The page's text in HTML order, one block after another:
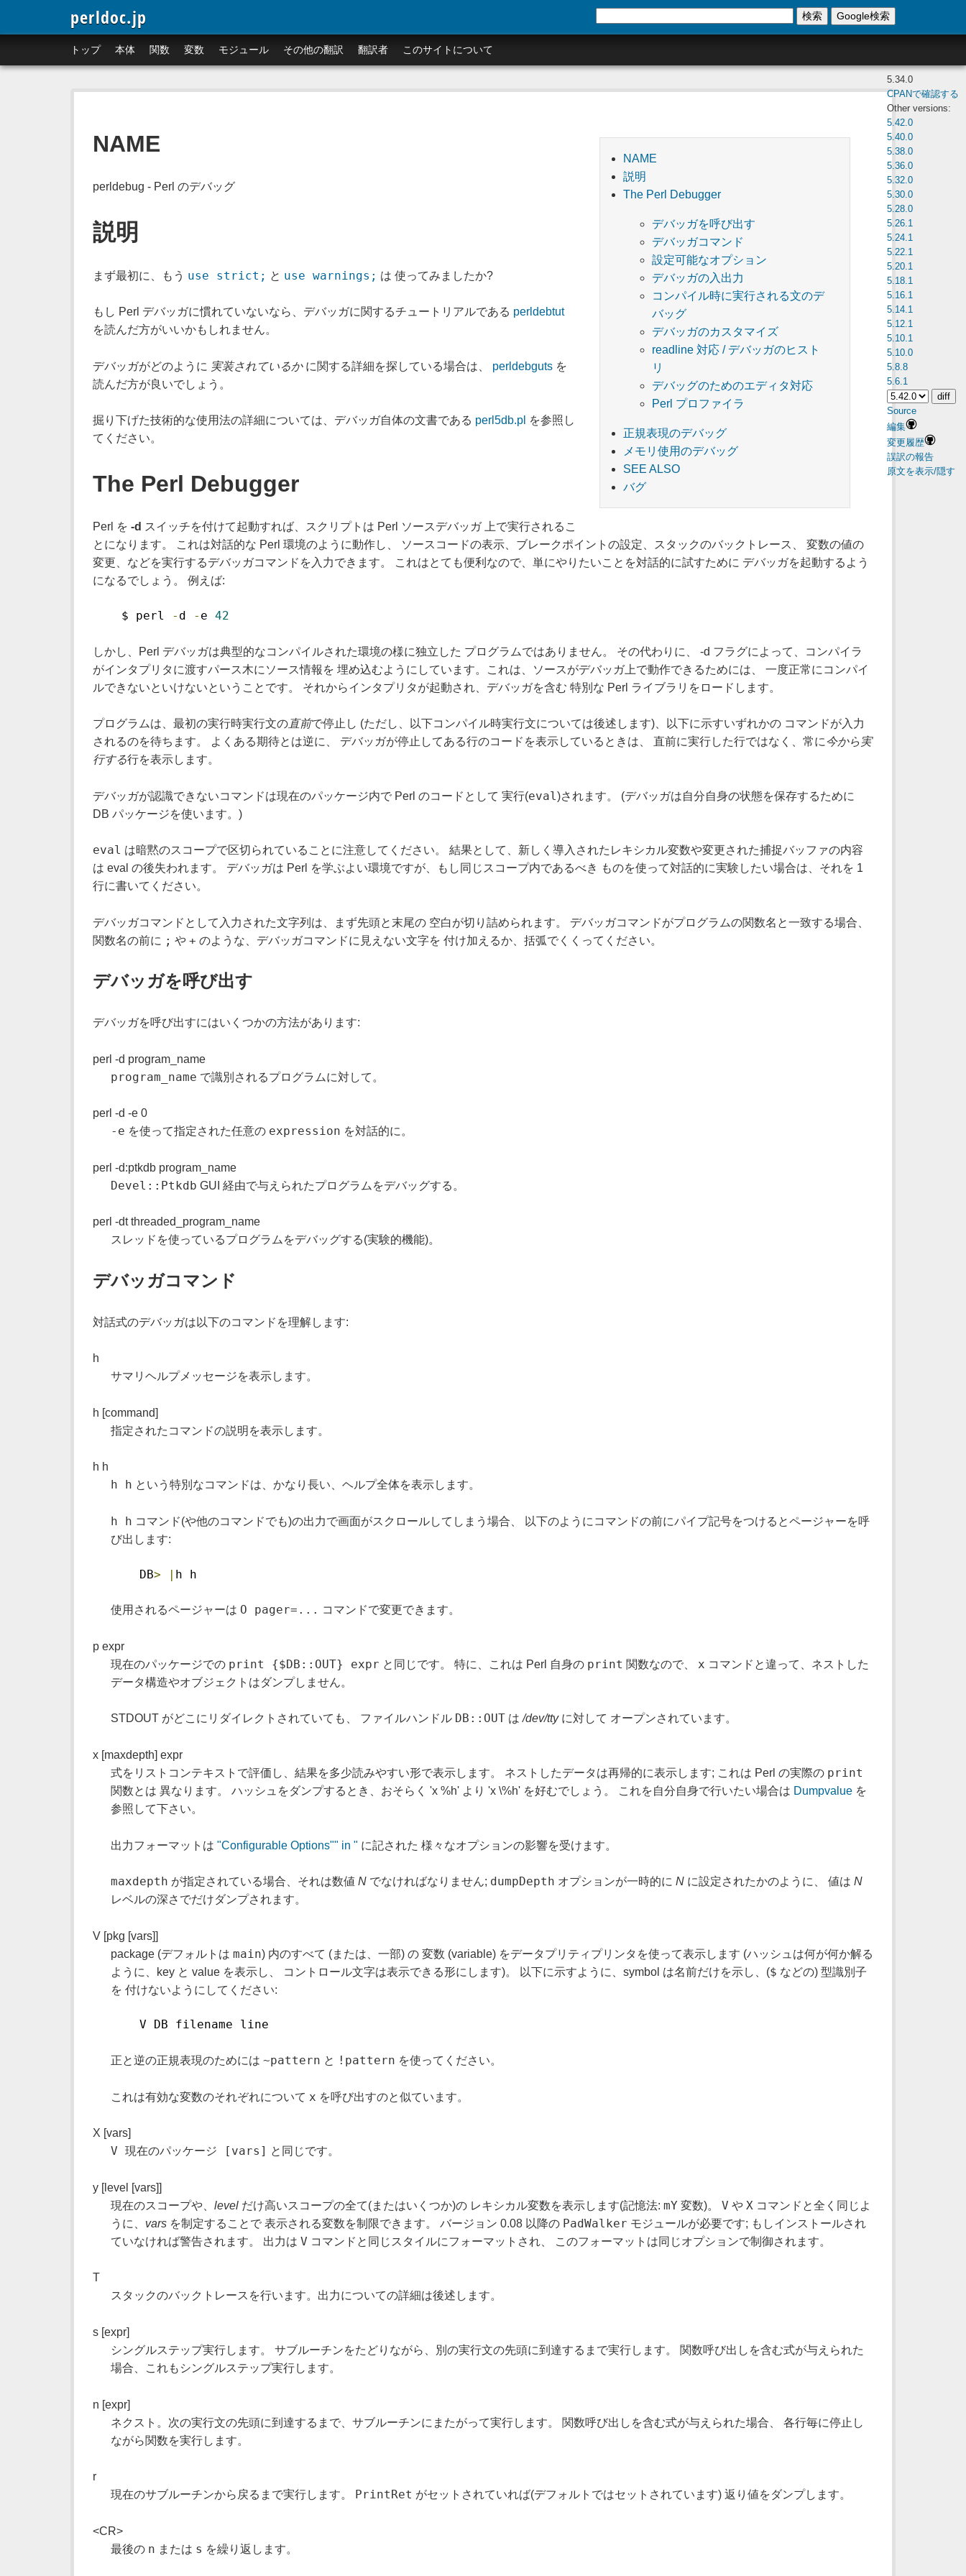
perldoc.jp
トップ 本体 関数 変数 モジュール その他の翻訳 翻訳者 このサイトについて
検索 Google検索
5.34.0
CPANで確認する
Other versions:
5.42.0
5.40.0
5.38.0
5.36.0
5.32.0
5.30.0
5.28.0
5.26.1
5.24.1
5.22.1
5.20.1
5.18.1
5.16.1
5.14.1
5.12.1
5.10.1
5.10.0
5.8.8
5.6.1
Source
編集
変更履歴
誤訳の報告
原文を表示/隠す
NAME
説明
The Perl Debugger
デバッガを呼び出す
デバッガコマンド
設定可能なオプション
デバッガの入出力
コンパイル時に実行される文のデ
バッグ
デバッガのカスタマイズ
readline 対応 / デバッガのヒスト
リ
デバッグのためのエディタ対応
Perl プロファイラ
正規表現のデバッグ
メモリ使用のデバッグ
SEE ALSO
バグ
NAME
perldebug - Perl のデバッグ
説明
まず最初に、もう use strict; と use warnings; は 使ってみましたか?
もし Perl デバッガに慣れていないなら、デバッガに関するチュートリアルである perldebtut
を読んだ方がいいかもしれません。
デバッガがどのように 実装されているかに関する詳細を探している場合は、 perldebgutsを
読んだ方が良いでしょう。
掘り下げた技術的な使用法の詳細については、デバッガ自体の文書である perl5db.pl を参照し
てください。
The Perl Debugger
Perl を -d スイッチを付けて起動すれば、スクリプトは Perl ソースデバッガ 上で実行されるこ
とになります。 これは対話的な Perl 環境のように動作し、 ソースコードの表示、ブレークポイントの設定、スタックのバックトレース、 変数の値の
変更、などを実行するデバッガコマンドを入力できます。 これはとても便利なので、単にやりたいことを対話的に試すために デバッガを起動するよう
になるでしょう。 例えば:
$ perl - d - e 42
しかし、Perl デバッガは典型的なコンパイルされた環境の様に独立した プログラムではありません。 その代わりに、 -d フラグによって、コンパイラ
がインタプリタに渡すパース木にソース情報を 埋め込むようにしています。これは、ソースがデバッガ上で動作できるためには、 一度正常にコンパイ
ルできないといけないということです。 それからインタプリタが起動され、デバッガを含む 特別な Perl ライブラリをロードします。
プログラムは、最初の実行時実行文の直前で停止し (ただし、以下コンパイル時実行文については後述します)、以下に示すいずれかの コマンドが入力
されるのを待ちます。 よくある期待とは逆に、 デバッガが停止してある行のコードを表示しているときは、 直前に実行した行ではなく、常に 今から実
行する行を表示します。
デバッガが認識できないコマンドは現在のパッケージ内で Perl のコードとして 実行(eval )されます。 (デバッガは自分自身の状態を保存するために
DB パッケージを使います。)
eval は暗黙のスコープで区切られていることに注意してください。 結果として、新しく導入されたレキシカル変数や変更された捕捉バッファの内容
は eval の後失われます。 デバッガは Perl を学ぶよい環境ですが、もし同じスコープ内であるべき ものを使って対話的に実験したい場合は、それを 1
行に書いてください。
デバッガコマンドとして入力された文字列は、まず先頭と末尾の 空白が切り詰められます。 デバッガコマンドがプログラムの関数名と一致する場合、
関数名の前に ; や + のような、デバッガコマンドに見えない文字を 付け加えるか、括弧でくくってください。
デバッガを呼び出す
デバッガを呼び出すにはいくつかの方法があります:
perl -d program_name
program_name で識別されるプログラムに対して。
perl -d -e 0
-e を使って指定された任意の expression を対話的に。
perl -d:ptkdb program_name
Devel::Ptkdb GUI 経由で与えられたプログラムをデバッグする。
perl -dt threaded_program_name
スレッドを使っているプログラムをデバッグする(実験的機能)。
デバッガコマンド
対話式のデバッガは以下のコマンドを理解します:
h
サマリヘルプメッセージを表示します。
h [command]
指定されたコマンドの説明を表示します。
h h
h h という特別なコマンドは、かなり長い、ヘルプ全体を表示します。
h h コマンド(や他のコマンドでも)の出力で画面がスクロールしてしまう場合、 以下のようにコマンドの前にパイプ記号をつけるとページャーを呼
び出します:
DB> | h h
使用されるページャーは O pager=... コマンドで変更できます。
p expr
現在のパッケージでの print {$DB::OUT} expr と同じです。 特に、これは Perl 自身の print 関数なので、 x コマンドと違って、ネストした
データ構造やオブジェクトはダンプしません。
STDOUT がどこにリダイレクトされていても、 ファイルハンドル DB::OUT は/dev/ttyに対して オープンされています。
x [maxdepth] expr
式をリストコンテキストで評価し、結果を多少読みやすい形で表示します。 ネストしたデータは再帰的に表示します; これは Perl の実際の print
関数とは 異なります。 ハッシュをダンプするとき、おそらく 'x %h' より 'x \%h' を好むでしょう。 これを自分自身で行いたい場合は Dumpvalue を
参照して下さい。
出力フォーマットは"Configurable Options"" in " に記された 様々なオプションの影響を受けます。
maxdepth が指定されている場合、それは数値N でなければなりません; dumpDepth オプションが一時的にN に設定されたかのように、 値はN
レベルの深さでだけダンプされます。
V [pkg [vars]]
package (デフォルトはmain) 内のすべて (または、一部) の 変数 (variable) をデータプリティプリンタを使って表示します (ハッシュは何が何か解る
ように、key と value を表示し、 コントロール文字は表示できる形にします)。 以下に示すように、symbol は名前だけを示し、($ などの) 型識別子
を 付けないようにしてください:
V DB filename line
正と逆の正規表現のためには~pattern と !pattern を使ってください。
これは有効な変数のそれぞれについて x を呼び出すのと似ています。
X [vars]
V 現在のパッケージ [vars] と同じです。
y [level [vars]]
現在のスコープや、level だけ高いスコープの全て(またはいくつか)の レキシカル変数を表示します(記憶法:mY 変数)。V や X コマンドと全く同じよ
うに、 vars を制定することで 表示される変数を制限できます。 バージョン 0.08 以降の PadWalker モジュールが必要です; もしインストールされ
ていなければ警告されます。 出力はV コマンドと同じスタイルにフォーマットされ、 このフォーマットは同じオプションで制御されます。
T
スタックのバックトレースを行います。出力についての詳細は後述します。
s [expr]
シングルステップ実行します。 サブルーチンをたどりながら、別の実行文の先頭に到達するまで実行します。 関数呼び出しを含む式が与えられた
場合、これもシングルステップ実行します。
n [expr]
ネクスト。次の実行文の先頭に到達するまで、サブルーチンにまたがって実行します。 関数呼び出しを含む式が与えられた場合、 各行毎に停止し
ながら関数を実行します。
r
現在のサブルーチンから戻るまで実行します。 PrintRet がセットされていれば(デフォルトではセットされています) 返り値をダンプします。
<CR>
最後の n または s を繰り返します。